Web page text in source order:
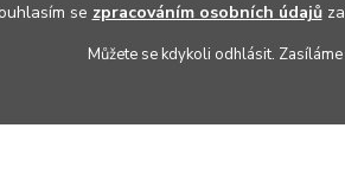
se zpracováním osobních údajůza
Můžete se kdykoli odhlásit.